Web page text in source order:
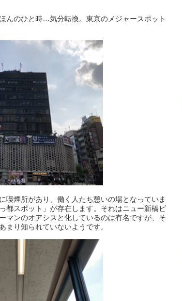
んのひと時…気分転換。東京のメジャースポット
喫煙所があり、働く人たち憩いの場となっていま
都スポット」が存在します。それはニュー新橋ビ
マンのオアシスと化しているのは有名ですが、そ
まり知られていないようです。